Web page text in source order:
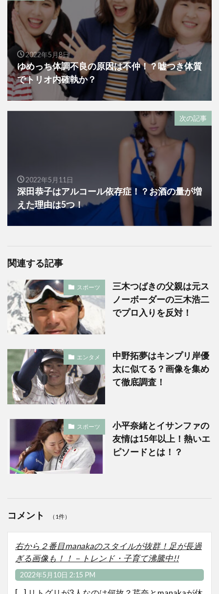
2022年5月8日
ゆめっち体調不良の原因は不仲！？嘘つき体質
でトリオ内確執か？
次の記事
2022年5月11日
深田恭子はアルコール依存症！？お酒の量が増
えた理由は5つ！
関連する記事
スポーツ
三木つばきの父親は元ス
ノーボーダーの三木浩二
でプロ入りを反対！
エンタメ
中野拓夢はキンプリ岸優
太に似てる？画像を集め
て徹底調査！
スポーツ
小平奈緒とイサンファの
友情は15年以上！熱いエ
ピソードとは！？
コメント （1件）
右から２番目manakaのスタイルが抜群！足が長過
ぎる画像も！！－トレンド・子育て沸騰中!!
2022年5月10日 2:15 PM